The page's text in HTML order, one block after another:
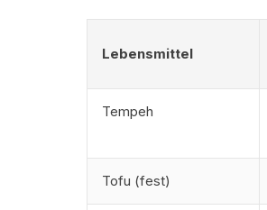
Lebensmittel
Tempeh
Tofu (fest)